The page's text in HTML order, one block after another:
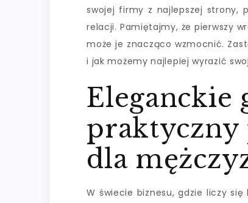
swojej firmy z najlepszej strony,
relacji. Pamiętajmy, że pierwszy
może je znacząco wzmocnić.
i jak możemy najlepiej wyrazić
Eleganckie
praktyczny
dla
W świecie biznesu, gdzie liczy